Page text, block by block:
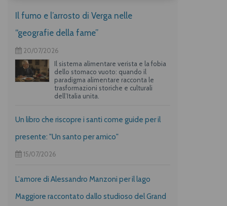
Il fumo e l’arrosto di Verga nelle
“geografie della fame”
20/07/2026
Il sistema alimentare verista e la fobia
dello stomaco vuoto: quando il
paradigma alimentare racconta le
trasformazioni storiche e culturali
dell’Italia unita.
Un libro che riscopre i santi come guide per il
presente: "Un santo per amico"
15/07/2026
L'amore di Alessandro Manzoni per il lago
Maggiore raccontato dallo studioso del Grand